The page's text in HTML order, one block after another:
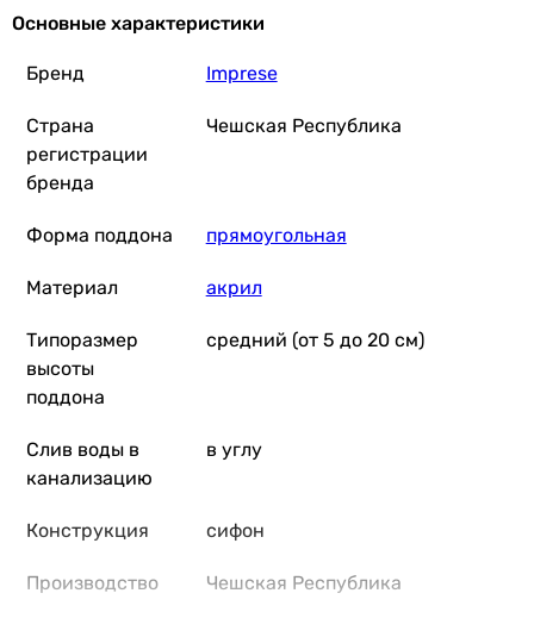
Основные характеристики
Бренд Imprese
Страна
регистрации
бренда
Чешская Республика
Форма поддона прямоугольная
Материал акрил
Типоразмер
высоты
поддона
средний (от 5 до 20 см)
Слив воды в
канализацию
в углу
Конструкция сифон
Производство Чешская Республика